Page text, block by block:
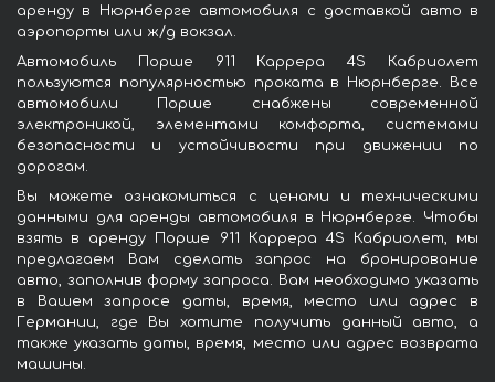
аренду в Нюрнберге автомобиля с доставкой авто в
аэропорты или ж/д вокзал.
Автомобиль Порше 911 Каррера 4S Кабриолет
пользуются популярностью проката в Нюрнберге. Все
автомобили Порше снабжены современной
электроникой, элементами комфорта, системами
безопасности и устойчивости при движении по
дорогам.
Вы можете ознакомиться с ценами и техническими
данными для аренды автомобиля в Нюрнберге. Чтобы
взять в аренду Порше 911 Каррера 4S Кабриолет, мы
предлагаем Вам сделать запрос на бронирование
авто, заполнив форму запроса. Вам необходимо указать
в Вашем запросе даты, время, место или адрес в
Германии, где Вы хотите получить данный авто, а
также указать даты, время, место или адрес возврата
машины.